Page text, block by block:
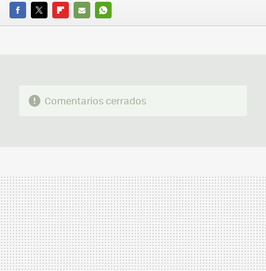
FACEBOOK
TWITTERFLIPBOARD
E-
WHATSAPP
Comentarios cerrados